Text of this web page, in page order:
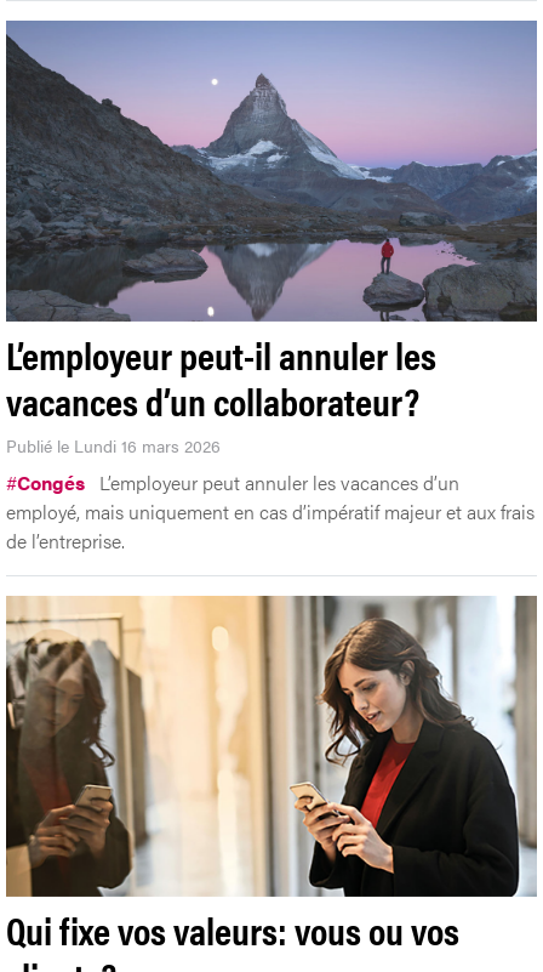
L’employeur peut-il annuler les
vacances d’un collaborateur?
Publié le Lundi 16 mars 2026
#Congés L’employeur peut annuler les vacances d’un
employé, mais uniquement en cas d’impératif majeur et aux frais
de l’entreprise.
Qui fixe vos valeurs: vous ou vos